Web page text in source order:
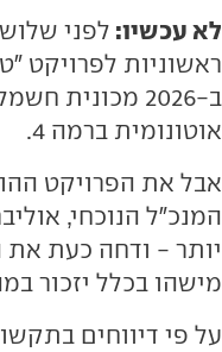
לא עכשיו: לפני
ראשוניות לפרויקט
ב-2026
אוטונומית ברמה 4.
אבל את הפרויקט
המנכ"ל הנוכחי,
מישהו בכלל יזכור
על פי דיווחים